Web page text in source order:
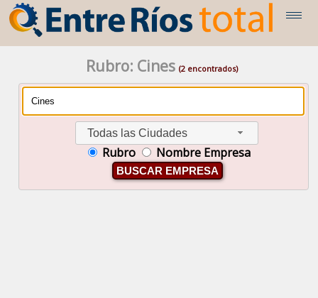
Rubro: Cines(2 encontrados)
Todas las Ciudades
Rubro Nombre Empresa
BUSCAR EMPRESA